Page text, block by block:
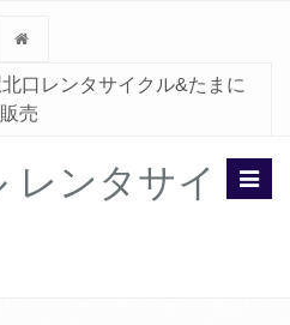
口レンタサイクル&たまに
販売
レンタサイ